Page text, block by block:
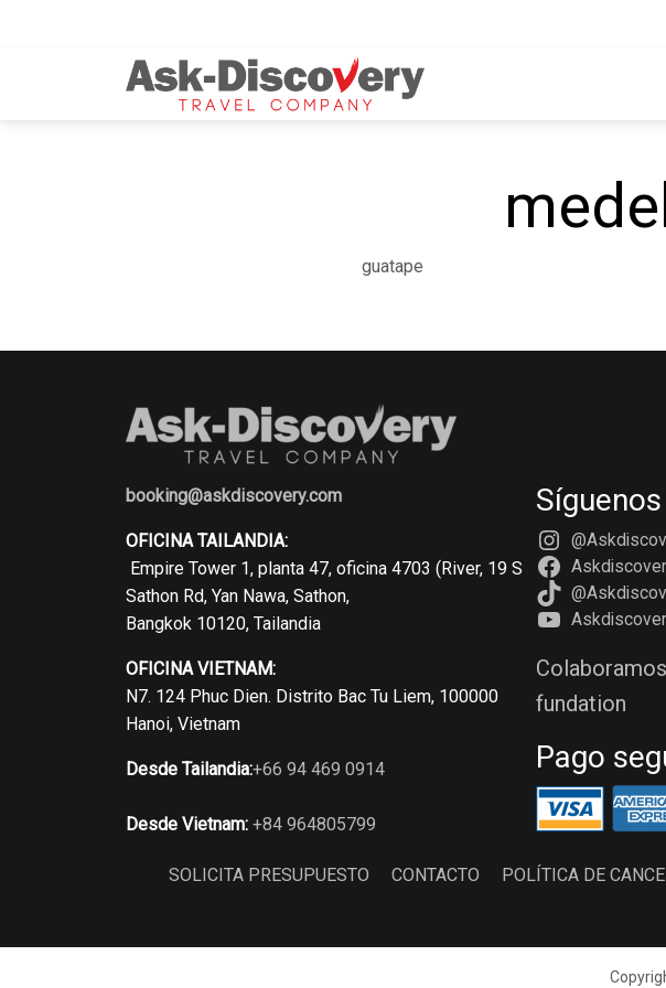
guatape
booking@askdiscovery.com
OFICINA TAILANDIA:
Empire Tower 1, planta 47, oficina 4703 (River, 19 S
Sathon Rd, Yan Nawa, Sathon,
Bangkok 10120, Tailandia
OFICINA VIETNAM:
N7. 124 Phuc Dien. Distrito Bac Tu Liem, 100000
Hanoi, Vietnam
Desde Tailandia:+66 94 469 0914
Desde Vietnam: +84 964805799
fundation
Pago
SOLICITA PRESUPUESTO CONTACTO POLÍTICA DE